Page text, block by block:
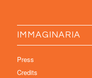
IMMAGINARIA
Press
Credits